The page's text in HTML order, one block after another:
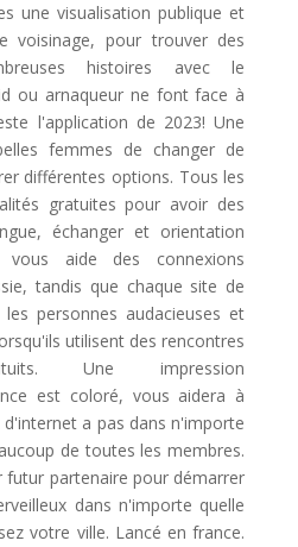
une visualisation publique et
voisinage, pour trouver des
histoires avec le
ou arnaqueur ne font face à
l'application de 2023! Une
femmes de changer de
différentes options. Tous les
gratuites pour avoir des
échanger et orientation
vous aide des connexions
tandis que chaque site de
personnes audacieuses et
utilisent des rencontres
Une impression
est coloré, vous aidera à
a pas dans n'importe
de toutes les membres.
futur partenaire pour démarrer
dans n'importe quelle
votre ville. Lancé en france.